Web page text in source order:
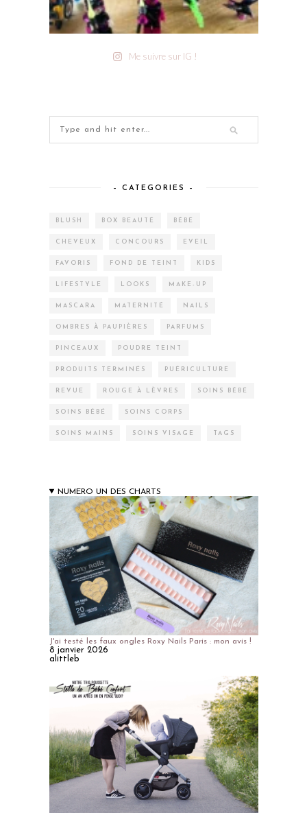
Me suivre sur IG !
– CATEGORIES –
BLUSH BOX BEAUTÉ BÉBÉ
CHEVEUX CONCOURS EVEIL
FAVORIS FOND DE TEINT KIDS
LIFESTYLE LOOKS MAKE-UP
MASCARA MATERNITÉ NAILS
OMBRES À PAUPIÈRES PARFUMS
PINCEAUX POUDRE TEINT
PRODUITS TERMINÉS PUÉRICULTURE
REVUE ROUGE À LÈVRES SOINS BÉBÉ
SOINS BÉBÉ SOINS CORPS
SOINS MAINS SOINS VISAGE TAGS
NUMERO UN DES CHARTS
J'ai testé les faux ongles Roxy Nails Paris : mon avis !
8 janvier 2026
alittleb